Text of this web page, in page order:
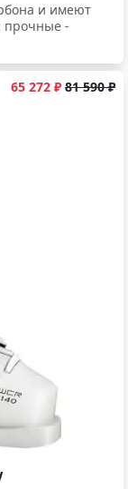
и имеют
прочные -
65 272 ₽ 81 590 ₽